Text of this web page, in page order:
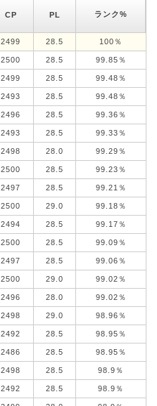
CP
PL
ランク%
2499 28.5 100％
2500 28.5 99.85％
2499 28.5 99.48％
2493 28.5 99.48％
2496 28.5 99.36％
2493 28.5 99.33％
2498 28.0 99.29％
2500 28.5 99.23％
2497 28.5 99.21％
2500 29.0 99.18％
2494 28.5 99.17％
2500 28.5 99.09％
2497 28.5 99.06％
2500 29.0 99.02％
2496 28.0 99.02％
2498 29.0 98.96％
2492 28.5 98.95％
2486 28.5 98.95％
2498 28.5 98.9％
2492 28.5 98.9％